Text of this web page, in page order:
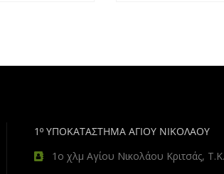
1º ΥΠΟΚΑΤΑΣΤΗΜΑ ΑΓΙΟΥ ΝΙΚΟΛΑΟΥ
1ο χλμ Αγίου Νικολάου Κριτσάς,